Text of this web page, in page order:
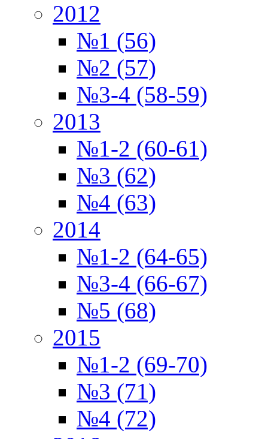
2012
№1 (56)
№2 (57)
№3-4 (58-59)
2013
№1-2 (60-61)
№3 (62)
№4 (63)
2014
№1-2 (64-65)
№3-4 (66-67)
№5 (68)
2015
№1-2 (69-70)
№3 (71)
№4 (72)